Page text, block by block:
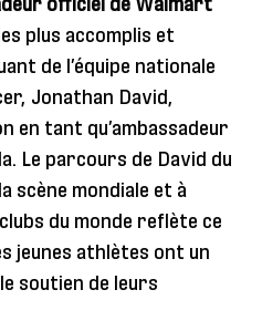
officiel de Walmart
plus accomplis et
de l’équipe nationale
Jonathan David,
en tant qu’ambassadeur
Le parcours de David du
scène mondiale et à
du monde reflète ce
jeunes athlètes ont un
soutien de leurs